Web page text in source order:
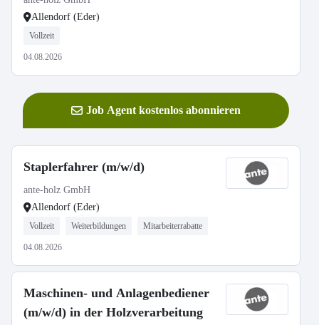
Allendorf (Eder)
Vollzeit
04.08.2026
Job Agent kostenlos abonnieren
Staplerfahrer (m/w/d)
ante-holz GmbH
Allendorf (Eder)
Vollzeit Weiterbildungen Mitarbeiterrabatte
04.08.2026
Maschinen- und Anlagenbediener
(m/w/d) in der Holzverarbeitung